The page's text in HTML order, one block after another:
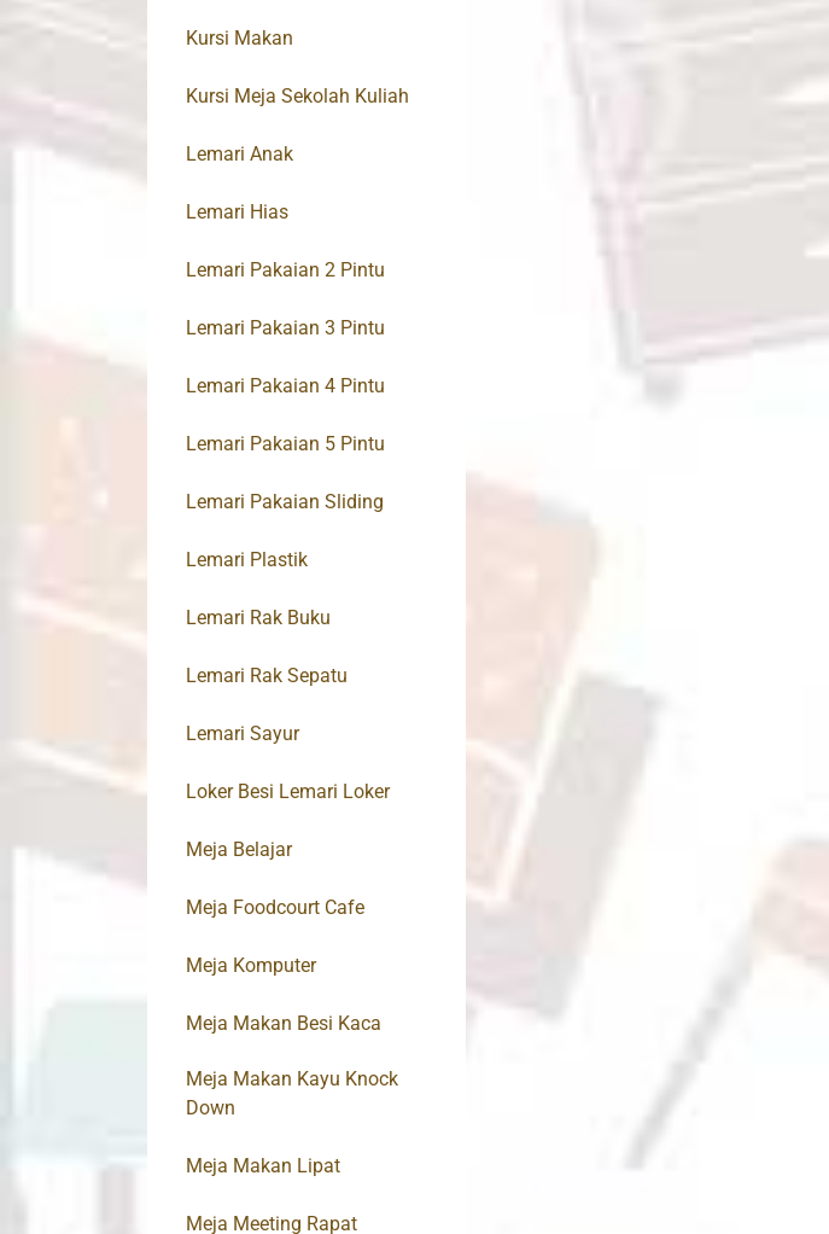
Kursi Makan
Kursi Meja Sekolah Kuliah
Lemari Anak
Lemari Hias
Lemari Pakaian 2 Pintu
Lemari Pakaian 3 Pintu
Lemari Pakaian 4 Pintu
Lemari Pakaian 5 Pintu
Lemari Pakaian Sliding
Lemari Plastik
Lemari Rak Buku
Lemari Rak Sepatu
Lemari Sayur
Loker Besi Lemari Loker
Meja Belajar
Meja Foodcourt Cafe
Meja Komputer
Meja Makan Besi Kaca
Meja Makan Kayu Knock
Down
Meja Makan Lipat
Meja Meeting Rapat